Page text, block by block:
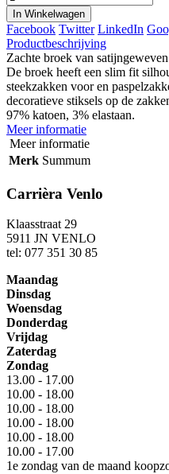
In Winkelwagen
Facebook Twitter LinkedIn
Productbeschrijving
Zachte broek van
De broek heeft een slim fit
steekzakken voor en
decoratieve stiksels op de
97% katoen, 3% elastaan.
Meer informatie
Meer informatie
Merk Summum
Carrièra Venlo
Klaasstraat 29
5911 JN VENLO
tel: 077 351 30 85
Maandag
Dinsdag
Woensdag
Donderdag
Vrijdag
Zaterdag
Zondag
13.00 - 17.00
10.00 - 18.00
10.00 - 18.00
10.00 - 18.00
10.00 - 18.00
10.00 - 17.00
1e zondag van de maand